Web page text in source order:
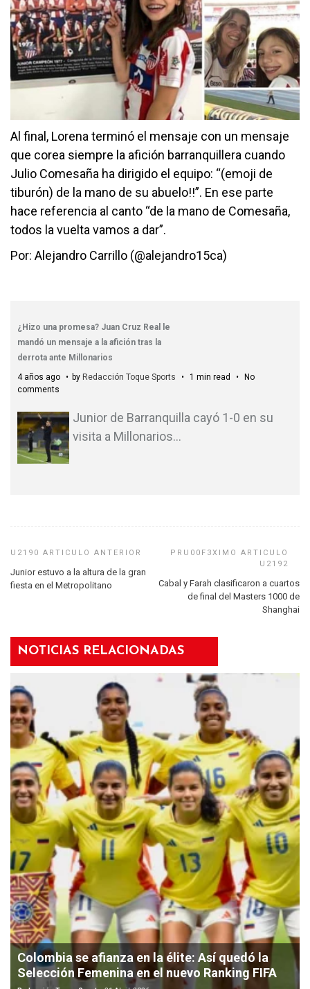
Al final, Lorena terminó el mensaje con un mensaje
que corea siempre la afición barranquillera cuando
Julio Comesaña ha dirigido el equipo: “(emoji de
tiburón) de la mano de su abuelo!!”. En ese parte
hace referencia al canto “de la mano de Comesaña,
todos la vuelta vamos a dar”.
Por: Alejandro Carrillo (@alejandro15ca)
¿Hizo una promesa? Juan Cruz Real le
mandó un mensaje a la afición tras la
derrota ante Millonarios
4 años ago
by Redacción Toque Sports 1 min read
No
comments
Junior de Barranquilla cayó 1-0 en su
visita a Millonarios…
Junior estuvo a la altura de la gran
fiesta en el Metropolitano
Cabal y Farah clasificaron a cuartos
de final del Masters 1000 de
Shanghai
NOTICIAS RELACIONADAS
Colombia se afianza en la élite: Así quedó la
Selección Femenina en el nuevo Ranking FIFA